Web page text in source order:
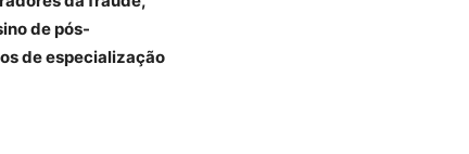
de pós-
de especialização